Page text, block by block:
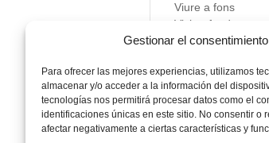
Gestionar el
Para ofrecer las mejores experiencias, utilizamos
almacenar y/o acceder a la información del
tecnologías nos permitirá procesar datos como el
identificaciones únicas en este sitio. No consentir o
afectar negativamente a ciertas características y
Viure a fons
Vivir a fondo
Vocacional
Meta
Acceder
Feed de entradas
Feed de